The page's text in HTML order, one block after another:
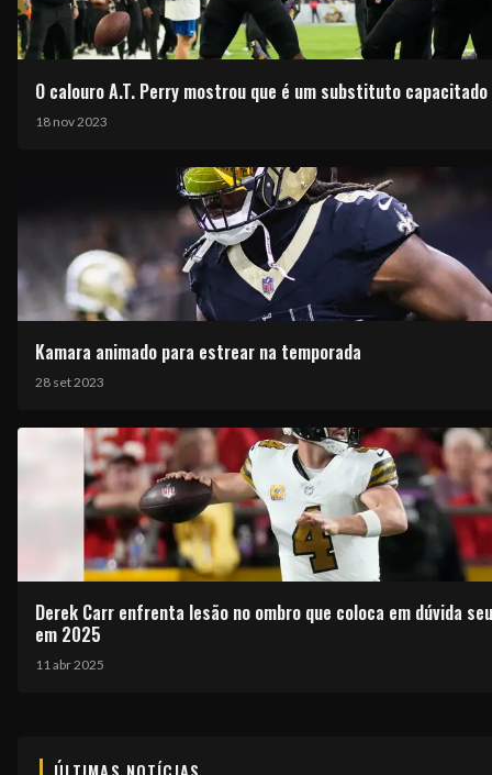
O calouro A.T. Perry mostrou que é um substituto capacitado
18 nov 2023
Kamara animado para estrear na temporada
28 set 2023
Derek Carr enfrenta lesão no ombro que coloca em dúvida
em 2025
11 abr 2025